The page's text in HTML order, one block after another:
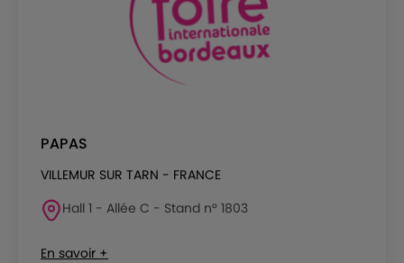
PAPAS
VILLEMUR SUR TARN - FRANCE
Hall 1 - Allée C - Stand n° 1803
En savoir +